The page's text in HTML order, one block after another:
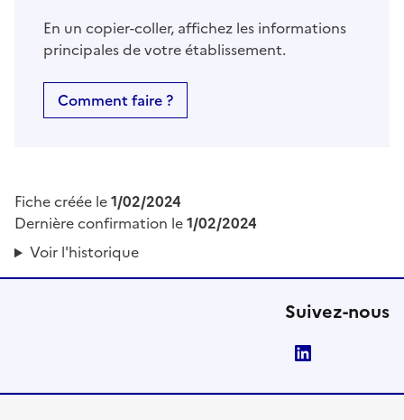
En un copier-coller, affichez les informations
principales de votre établissement.
Comment faire ?
Fiche créée le1/02/2024
Dernière confirmation le1/02/2024
Voir l'historique
Suivez-nous